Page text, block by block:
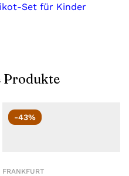
Set für Kinder
Produkte
-43%
FRANKFURT